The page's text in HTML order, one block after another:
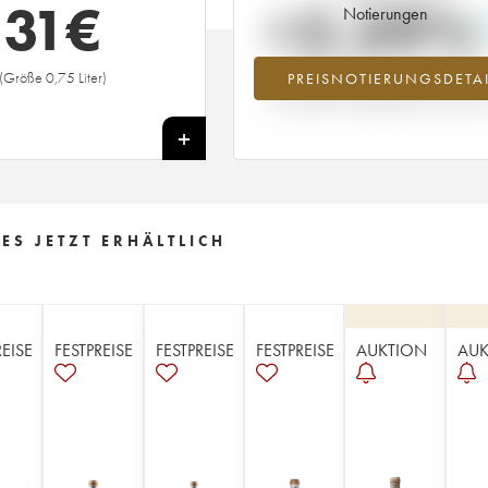
31€
(Größe 0,75 Liter)
+
Notierungen
+2.39%
Preisanstiegs des Jahrgangs 1960
Jahr 2026 im Vergleich zum Jahr
JETZT ERHÄLTLICH
FESTPREISE FESTPREISE FESTPREISE AUKTION